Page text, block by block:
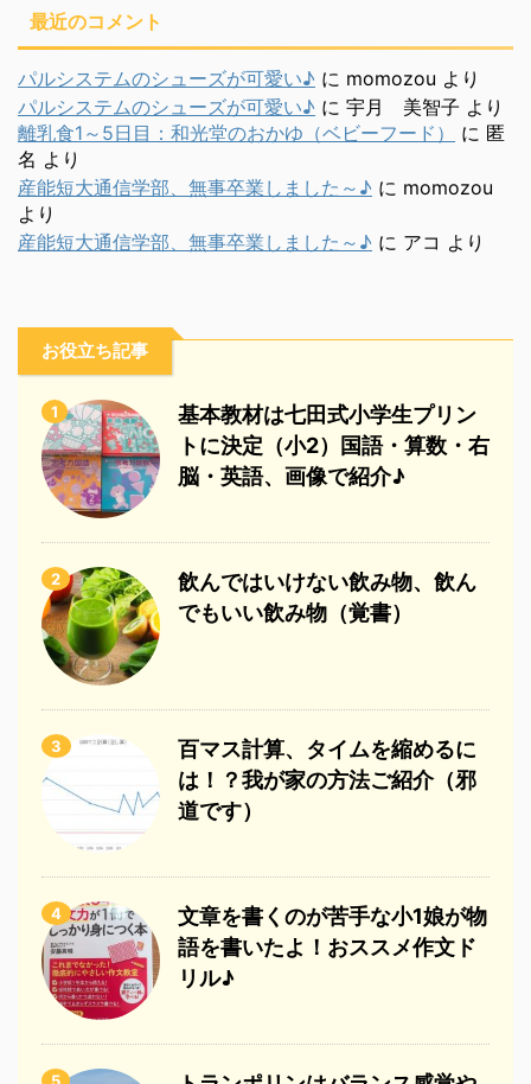
最近のコメント
パルシステムのシューズが可愛い♪ に momozou より
パルシステムのシューズが可愛い♪ に 宇月 美智子 より
離乳食1～5日目：和光堂のおかゆ（ベビーフード）
に 匿
名 より
産能短大通信学部、無事卒業しました～♪ に momozou
より
産能短大通信学部、無事卒業しました～♪ に アコ より
お役立ち記事
1
基本教材は七田式小学生プリン
トに決定（小2）国語・算数・右
脳・英語、画像で紹介♪
2
飲んではいけない飲み物、飲ん
でもいい飲み物（覚書）
3
百マス計算、タイムを縮めるに
は！？我が家の方法ご紹介（邪
道です）
4
文章を書くのが苦手な小1娘が物
語を書いたよ！おススメ作文ド
リル♪